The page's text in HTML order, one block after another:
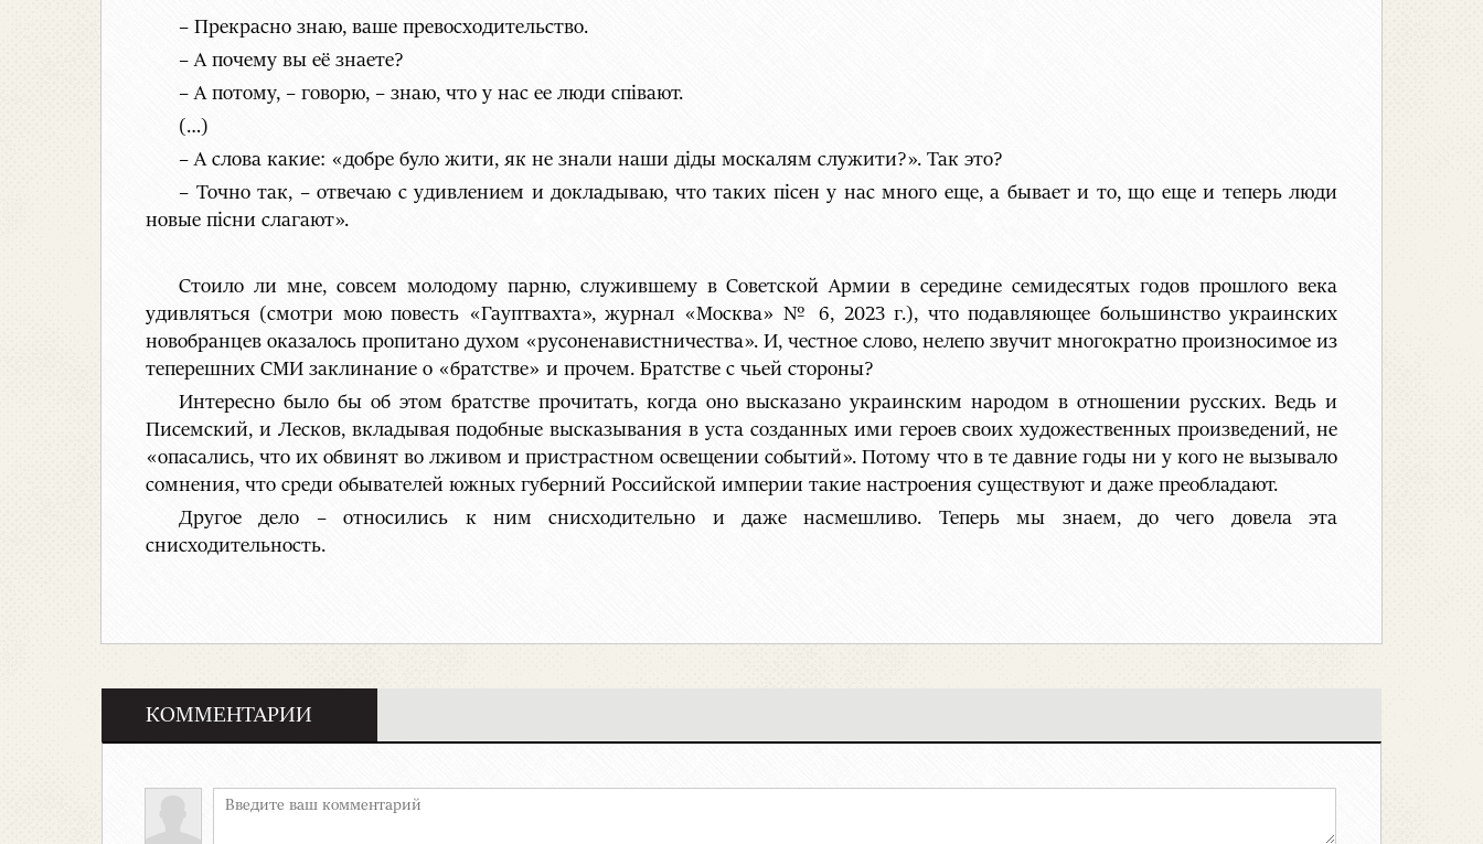
– Прекрасно знаю, ваше превосходительство.
– А почему вы её знаете?
– А потому, – говорю, – знаю, что у нас ее люди співают.
(…)
– А слова какие: «добре було жити, як не знали наши діды москалям служити?». Так это?
– Точно так, – отвечаю с удивлением и докладываю, что таких пісен у нас много еще, а бывает и то, що еще и теперь люди
новые пісни слагают».
Стоило ли мне, совсем молодому парню, служившему в Советской Армии в середине семидесятых годов прошлого века
удивляться (смотри мою повесть «Гауптвахта», журнал «Москва» № 6, 2023 г.), что подавляющее большинство украинских
новобранцев оказалось пропитано духом «русоненавистничества». И, честное слово, нелепо звучит многократно произносимое из
теперешних СМИ заклинание о «братстве» и прочем. Братстве с чьей стороны?
Интересно было бы об этом братстве прочитать, когда оно высказано украинским народом в отношении русских. Ведь и
Писемский, и Лесков, вкладывая подобные высказывания в уста созданных ими героев своих художественных произведений, не
«опасались, что их обвинят во лживом и пристрастном освещении событий». Потому что в те давние годы ни у кого не вызывало
сомнения, что среди обывателей южных губерний Российской империи такие настроения существуют и даже преобладают.
Другое дело – относились к ним снисходительно и даже насмешливо. Теперь мы знаем, до чего довела эта
снисходительность.
КОММЕНТАРИИ